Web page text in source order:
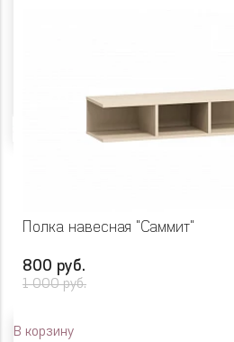
Полка навесная "Саммит"
800 руб.
1 000 руб.
В корзину